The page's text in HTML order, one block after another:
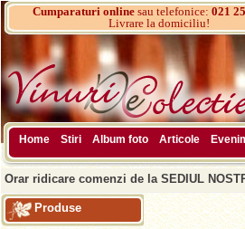
Cumparaturi onlinesau telefonice: 021
Livrare la domiciliu!
Home Stiri Album foto Articole
Orar ridicare comenzi de la SEDIUL
Produse